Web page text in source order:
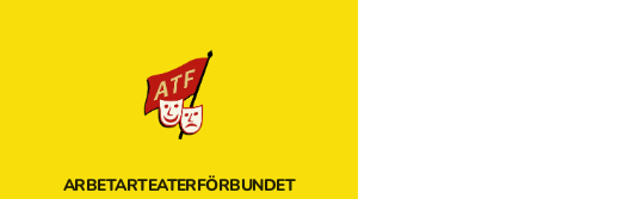
ARBETARTEATERFÖRBUNDET